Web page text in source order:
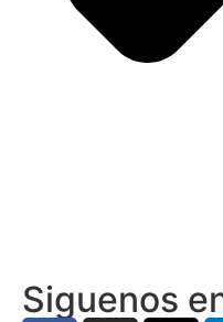
Siguenos